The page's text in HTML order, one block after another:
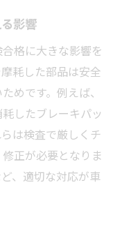
影響
格に大きな影響を
耗した部品は安全
めです。例えば、
したブレーキパッ
は検査で厳しくチ
正が必要となりま
、適切な対応が車